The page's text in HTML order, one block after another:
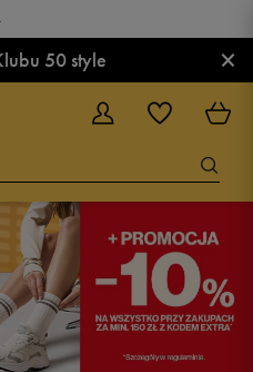
50 style ×